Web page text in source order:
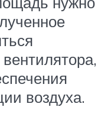
воздуха.